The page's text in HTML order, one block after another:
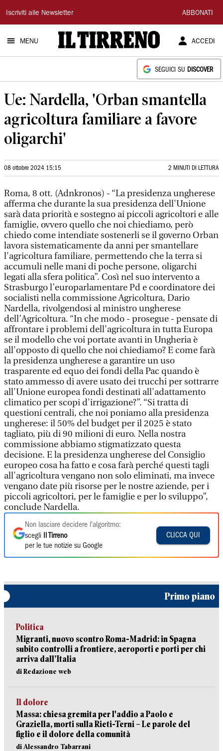
Il
Tirreno
Iscriviti alle Newsletter ABBONATI
MENU ACCEDI
SEGUICI SU DISCOVER
Ue: Nardella, 'Orban smantella
agricoltura familiare a favore
oligarchi'
08 ottobre 2024 15:15 2 MINUTI DI LETTURA
Roma, 8 ott. (Adnkronos) - “La presidenza ungherese
afferma che durante la sua presidenza dell'Unione
sarà data priorità e sostegno ai piccoli agricoltori e alle
famiglie, ovvero quello che noi chiediamo, però
chiedo come intendiate sostenerli se il governo Orban
lavora sistematicamente da anni per smantellare
l'agricoltura familiare, permettendo che la terra si
accumuli nelle mani di poche persone, oligarchi
legati alla sfera politica”. Così nel suo intervento a
Strasburgo l’europarlamentare Pd e coordinatore dei
socialisti nella commissione Agricoltura, Dario
Nardella, rivolgendosi al ministro ungherese
dell’Agricoltura. “In che modo - prosegue - pensate di
affrontare i problemi dell'agricoltura in tutta Europa
se il modello che voi portate avanti in Ungheria è
all'opposto di quello che noi chiediamo? E come farà
la presidenza ungherese a garantire un uso
trasparente ed equo dei fondi della Pac quando è
stato ammesso di avere usato dei trucchi per sottrarre
all'Unione europea fondi destinati all'adattamento
climatico per scopi d'irrigazione?”. “Si tratta di
questioni centrali, che noi poniamo alla presidenza
ungherese: il 50% del budget per il 2025 è stato
tagliato, più di 90 milioni di euro. Nella nostra
commissione abbiamo stigmatizzato questa
decisione. E la presidenza ungherese del Consiglio
europeo cosa ha fatto e cosa farà perché questi tagli
all'agricoltura vengano non solo eliminati, ma invece
vengano date più risorse per le nostre aziende, per i
piccoli agricoltori, per le famiglie e per lo sviluppo”,
conclude Nardella.
Non lasciare decidere l'algoritmo:
scegli
Il Tirreno
per le tue notizie su Google
CLICCA QUI
Primo piano
Politica
Migranti, nuovo scontro Roma-Madrid: in Spagna
subito controlli a frontiere, aeroporti e porti per chi
arriva dall’Italia
di Redazione web
Il dolore
Massa: chiesa gremita per l'addio a Paolo e
Graziella, morti sulla Rieti-Terni – Le parole del
figlio e il dolore della comunità
di Alessandro Tabarrani